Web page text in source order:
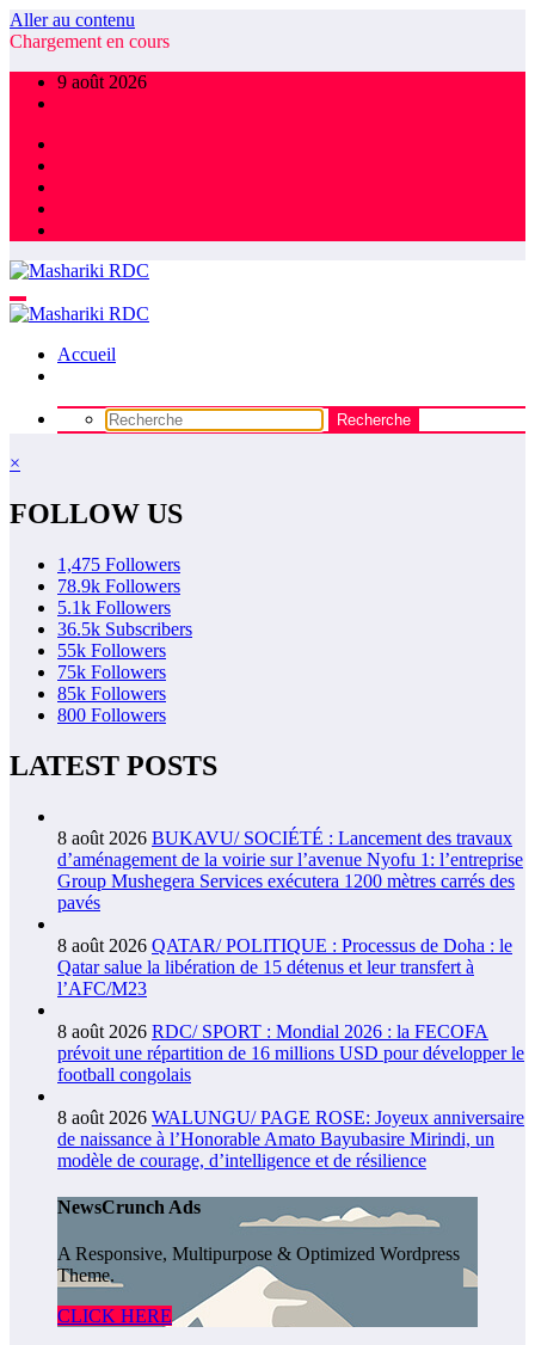
Aller au contenu
Chargement en cours
9 août 2026
Accueil
×
FOLLOW US
1,475 Followers
78.9k Followers
5.1k Followers
36.5k Subscribers
55k Followers
75k Followers
85k Followers
800 Followers
LATEST POSTS
8 août 2026 BUKAVU/ SOCIÉTÉ : Lancement des travaux
d’aménagement de la voirie sur l’avenue Nyofu 1: l’entreprise
Group Mushegera Services exécutera 1200 mètres carrés des
pavés
8 août 2026 QATAR/ POLITIQUE : Processus de Doha : le
Qatar salue la libération de 15 détenus et leur transfert à
l’AFC/M23
8 août 2026 RDC/ SPORT : Mondial 2026 : la FECOFA
prévoit une répartition de 16 millions USD pour développer le
football congolais
8 août 2026 WALUNGU/ PAGE ROSE: Joyeux anniversaire
de naissance à l’Honorable Amato Bayubasire Mirindi, un
modèle de courage, d’intelligence et de résilience
NewsCrunch Ads
A Responsive, Multipurpose & Optimized Wordpress
Theme.
CLICK HERE